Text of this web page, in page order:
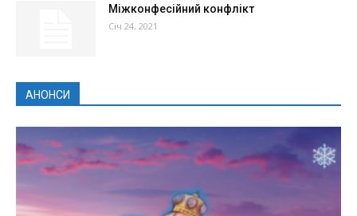
Міжконфесійний конфлікт
Січ 24, 2021
АНОНСИ